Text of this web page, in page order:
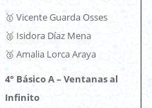
🥇 Vicente Guarda Osses
🥈 Isidora Díaz Mena
🥉 Amalia Lorca Araya
4° Básico A – Ventanas al
Infinito